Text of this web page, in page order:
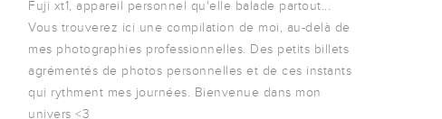
Fuji xt1, appareil personnel qu'elle balade partout...
Vous trouverez ici une compilation de moi, au-delà de
mes photographies professionnelles. Des petits billets
agrémentés de photos personnelles et de ces instants
qui rythment mes journées. Bienvenue dans mon
univers <3